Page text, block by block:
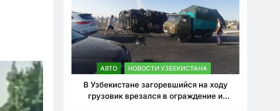
АВТО НОВОСТИ УЗБЕКИСТАНА
В Узбекистане загоревшийся на ходу
грузовик врезался в ограждение и